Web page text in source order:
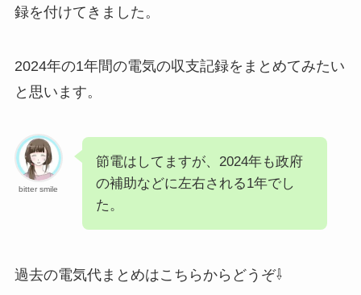
録を付けてきました。
2024年の1年間の電気の収支記録をまとめてみたい
と思います。
bitter smile
節電はしてますが、2024年も政府
の補助などに左右される1年でし
た。
過去の電気代まとめはこちらからどうぞ⇩